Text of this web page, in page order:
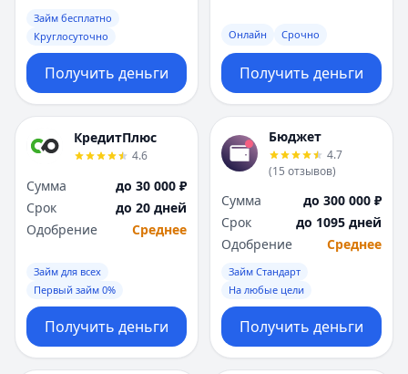
Займ бесплатно
Круглосуточно
Получить деньги
Онлайн Срочно
Получить деньги
КредитПлюс
4.6
Сумма
до 30 000 ₽
Срок
до 20 дней
Одобрение
Среднее
Займ для всех
Первый займ 0%
Получить деньги
Бюджет
4.7
(15 отзывов)
Сумма
до 300 000 ₽
Срок
до 1095 дней
Одобрение
Среднее
Займ Стандарт
На любые цели
Получить деньги